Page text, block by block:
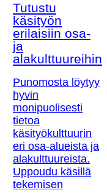
Tutustu
käsityön
erilaisiin osa-
ja
alakulttuureihin!
Punomosta löytyy
hyvin
monipuolisesti
tietoa
käsityökulttuurin
eri osa-alueista ja
alakulttuureista.
Uppoudu käsillä
tekemisen